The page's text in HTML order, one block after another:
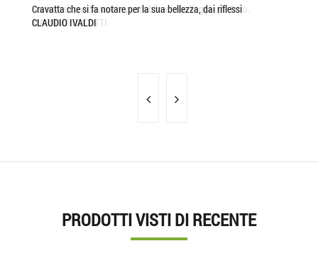
Servizio di spedizione impeccabile e imballaggio perfetto.
MASSIMO BOCOTTI
Cravatta che si fa notare per la sua bellezza, dai riflessi
CLAUDIO IVALDI
PRODOTTI VISTI DI RECENTE